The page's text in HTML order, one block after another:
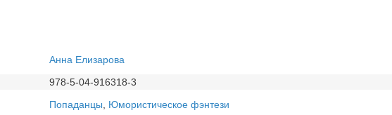
Анна Елизарова
978-5-04-916318-3
Попаданцы
Юмористическое фэнтези